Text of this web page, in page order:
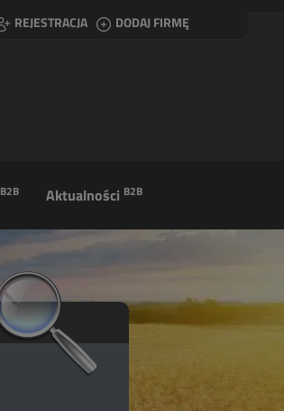
REJESTRACJA DODAJ FIRMĘ
B2B Aktualności B2B